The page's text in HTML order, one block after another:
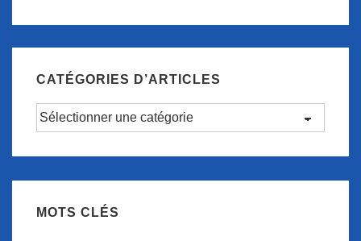
CATÉGORIES D’ARTICLES
Catégories
MOTS CLÉS